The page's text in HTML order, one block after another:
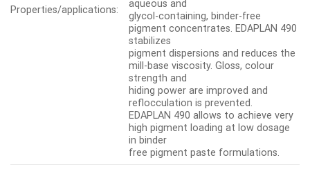
Properties/applications:
aqueous and
glycol-containing, binder-free
pigment concentrates. EDAPLAN 490
stabilizes
pigment dispersions and reduces the
mill-base viscosity. Gloss, colour
strength and
hiding power are improved and
reflocculation is prevented.
EDAPLAN 490 allows to achieve very
high pigment loading at low dosage
in binder
free pigment paste formulations.